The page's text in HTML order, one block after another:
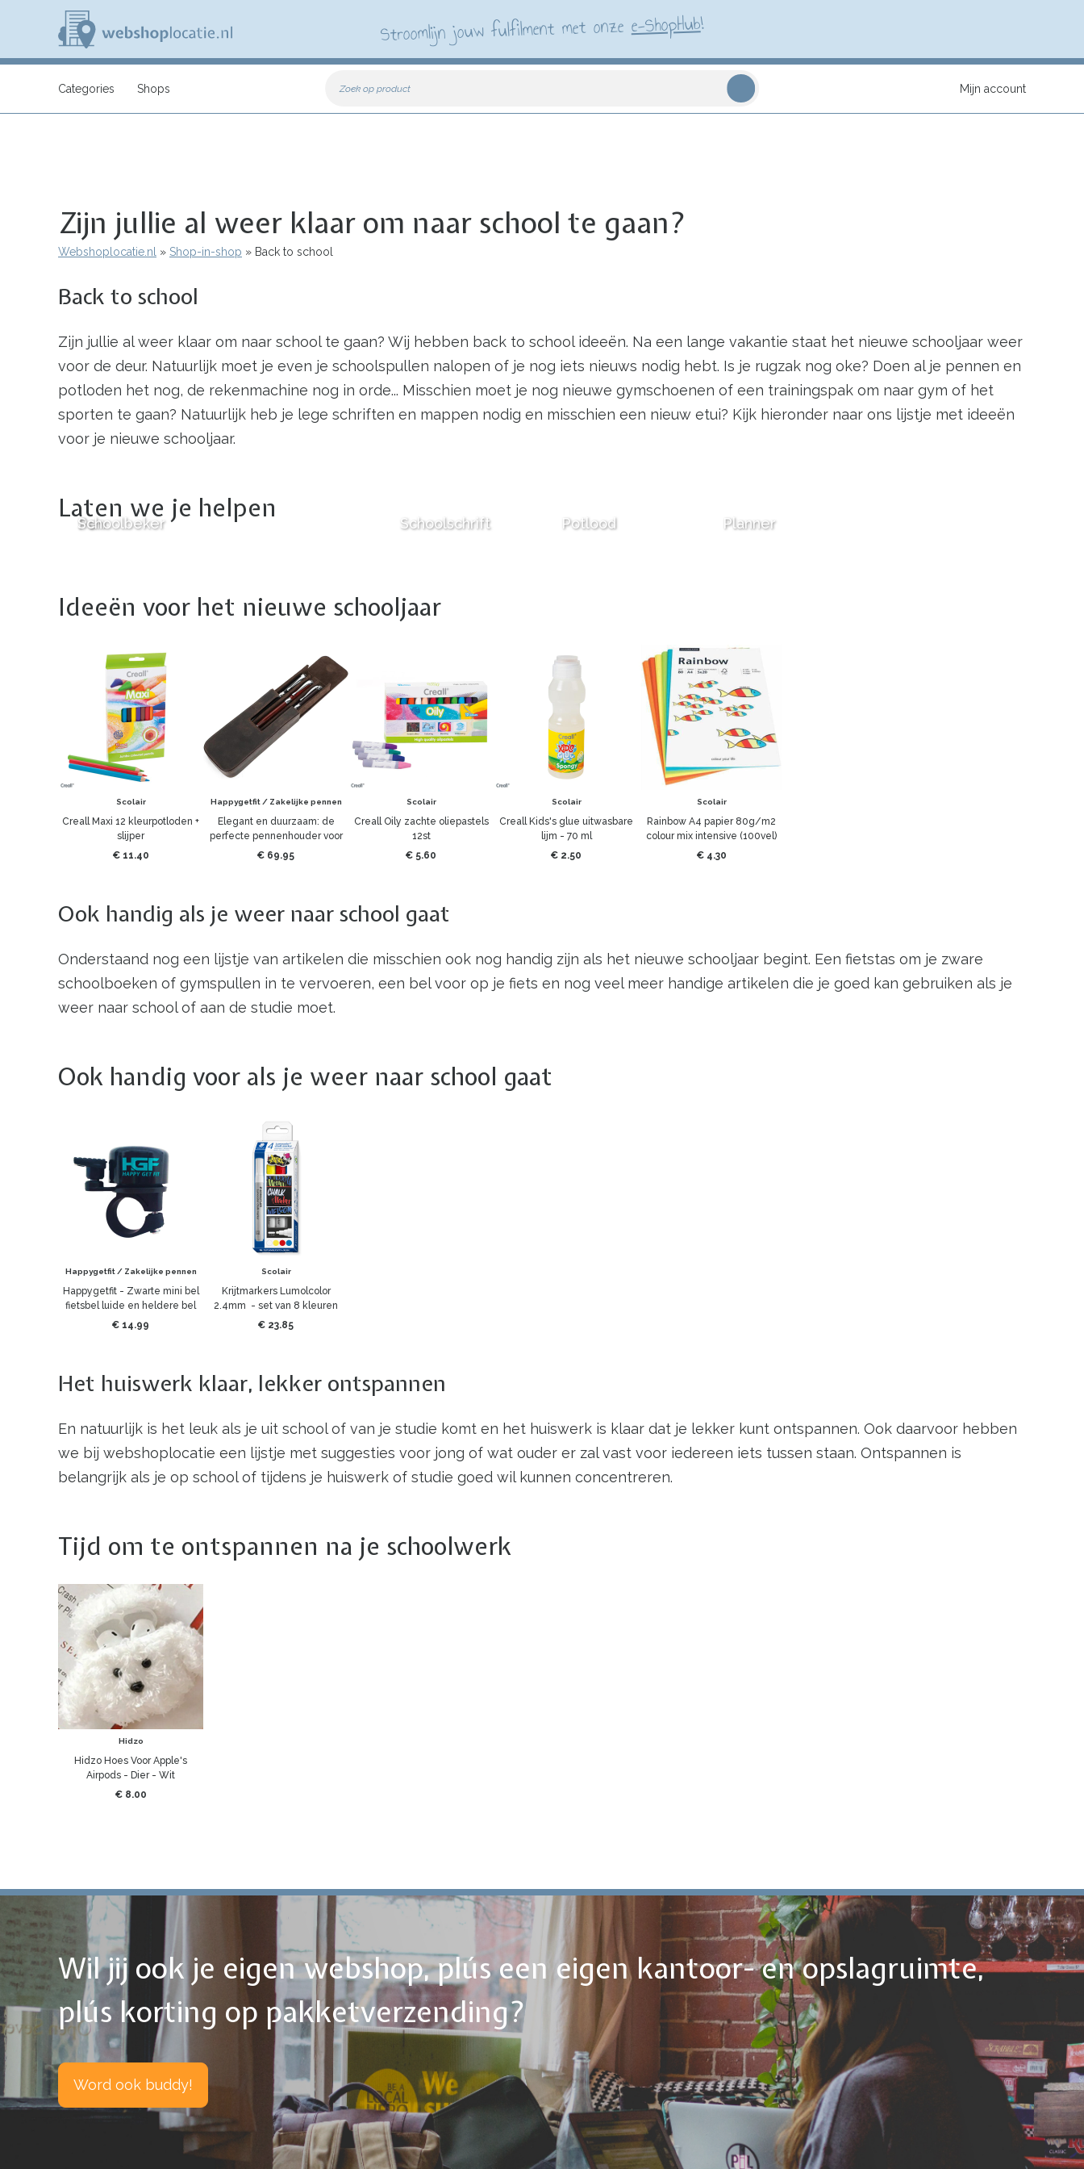
inhoud
e
s
a
t
e
n
l
Stroomlijn jouw fulfilment met onzee-ShopHub!
Zoek op product
Categories Shops Mijn account
Zijn jullie al weer klaar om naar school te gaan?
Kruimelpad
Webshoplocatie.nl Shop-in-shop Back to school
Back to school
Zijn jullie al weer klaar om naar school te gaan? Wij hebben back to school ideeën. Na een lange vakantie staat het nieuwe schooljaar weer
voor de deur. Natuurlijk moet je even je schoolspullen nalopen of je nog iets nieuws nodig hebt. Is je rugzak nog oke? Doen al je pennen en
potloden het nog, de rekenmachine nog in orde... Misschien moet je nog nieuwe gymschoenen of een trainingspak om naar gym of het
sporten te gaan? Natuurlijk heb je lege schriften en mappen nodig en misschien een nieuw etui? Kijk hieronder naar ons lijstje met ideeën
voor je nieuwe schooljaar.
Laten we je helpen
Pen Schoolschrift Planner
Schoolbeker Potlood
Ideeën voor het nieuwe schooljaar
Scolair
Creall Maxi 12 kleurpotloden +
slijper
€ 11.40
Happygetfit / Zakelijke pennen
Elegant en duurzaam: de
perfecte pennenhouder voor
elke gelegenheid - Geel - 3
€ 69.95
Scolair
Creall Oily zachte oliepastels
12st
€ 5.60
Scolair
Creall Kids's glue uitwasbare
lijm - 70 ml
€ 2.50
Scolair
Rainbow A4 papier 80g/m2
colour mix intensive (100vel)
€ 4.30
Ook handig als je weer naar school gaat
Onderstaand nog een lijstje van artikelen die misschien ook nog handig zijn als het nieuwe schooljaar begint. Een fietstas om je zware
schoolboeken of gymspullen in te vervoeren, een bel voor op je fiets en nog veel meer handige artikelen die je goed kan gebruiken als je
weer naar school of aan de studie moet.
Ook handig voor als je weer naar school gaat
Happygetfit / Zakelijke pennen
Happygetfit - Zwarte mini bel
fietsbel luide en heldere bel
€ 14.99
Scolair
Krijtmarkers Lumolcolor
2.4mm - set van 8 kleuren
€ 23.85
Het huiswerk klaar, lekker ontspannen
En natuurlijk is het leuk als je uit school of van je studie komt en het huiswerk is klaar dat je lekker kunt ontspannen. Ook daarvoor hebben
we bij webshoplocatie een lijstje met suggesties voor jong of wat ouder er zal vast voor iedereen iets tussen staan. Ontspannen is
belangrijk als je op school of tijdens je huiswerk of studie goed wil kunnen concentreren.
Tijd om te ontspannen na je schoolwerk
Hidzo
Hidzo Hoes Voor Apple's
Airpods - Dier - Wit
€ 8.00
Wil jij ook je eigen webshop, plús een eigen kantoor- en opslagruimte,
plús korting op pakketverzending?
Word ook buddy!